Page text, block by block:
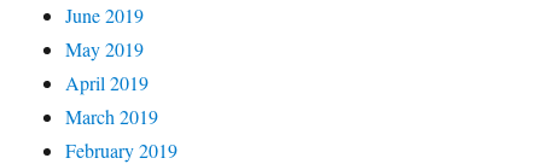
June 2019
May 2019
April 2019
March 2019
February 2019